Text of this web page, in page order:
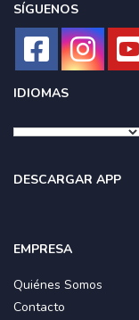
SÍGUENOS
IDIOMAS
DESCARGAR APP
EMPRESA
Quiénes Somos
Contacto